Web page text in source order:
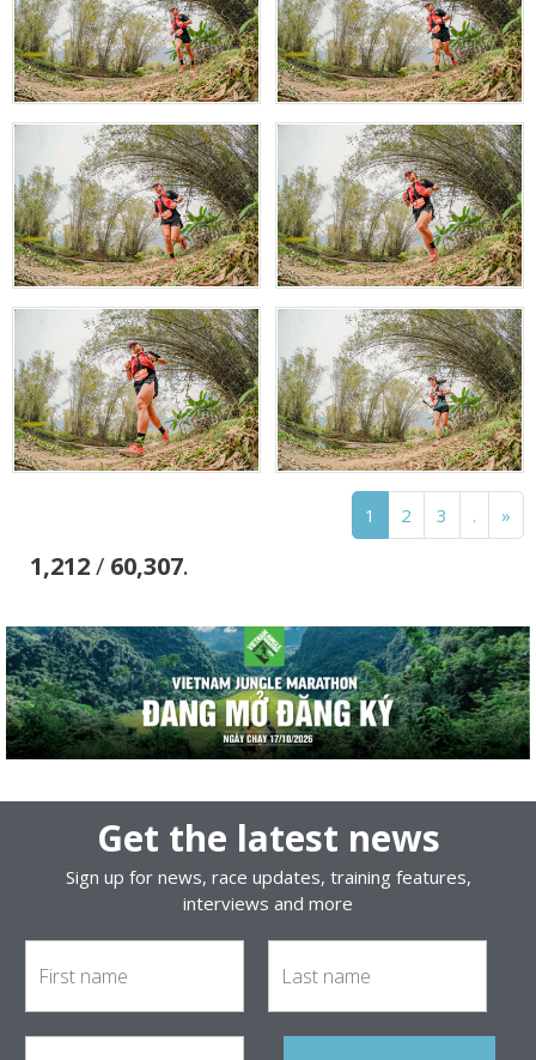
1 2 3 . »
1,212/ 60,307.
Get the latest news
Sign up for news, race updates, training features,
interviews and more